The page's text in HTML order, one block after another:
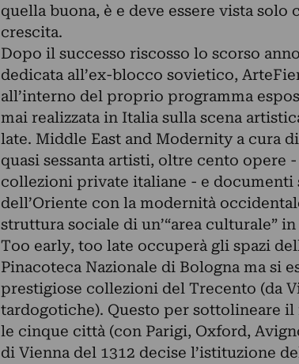
quella buona, è e deve essere vista
crescita.
Dopo il successo riscosso lo scorso
dedicata all’ex-blocco sovietico,
all’interno del proprio programma
mai realizzata in Italia sulla scena
late. Middle East and Modernity a cura
quasi sessanta artisti, oltre cento
collezioni private italiane - e
dell’Oriente con la modernità
struttura sociale di un’“area culturale”
Too early, too late occuperà gli spazi
Pinacoteca Nazionale di Bologna ma si
prestigiose collezioni del Trecento (da
tardogotiche). Questo per sottolineare il
le cinque città (con Parigi, Oxford,
di Vienna del 1312 decise l’istituzione